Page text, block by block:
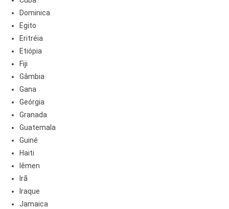
Dominica
Egito
Eritréia
Etiópia
Fiji
Gâmbia
Gana
Geórgia
Granada
Guatemala
Guiné
Haiti
Iêmen
Irã
Iraque
Jamaica